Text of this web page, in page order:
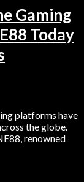
Gaming
Today
platforms have
the globe.
renowned